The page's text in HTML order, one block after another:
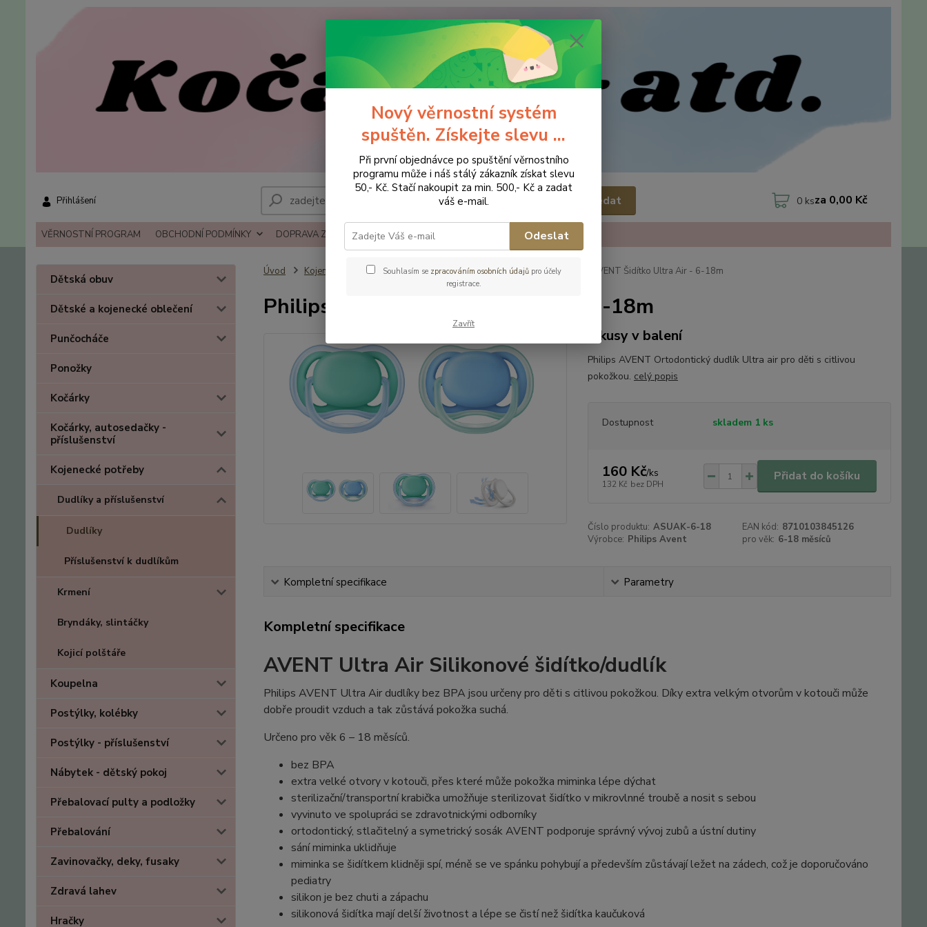
VĚRNOSTNÍ PROGRAM OBCHODNÍ PODMÍNKY DOPRAVA ZBOŽÍ REKLAMACE A VRÁCENÍ ZBOŹÍ KONTAKTY
Přihlášení Hledat 0 ksza 0,00 Kč
Dětská obuv
Dětské a kojenecké oblečení
Punčocháče
Ponožky
Kočárky
Kočárky, autosedačky -
příslušenství
Kojenecké potřeby
Dudlíky a příslušenství
Dudlíky
Příslušenství k dudlíkům
Krmení
Bryndáky, slintáčky
Kojicí polštáře
Koupelna
Postýlky, kolébky
Postýlky - příslušenství
Nábytek - dětský pokoj
Přebalovací pulty a podložky
Přebalování
Zavinovačky, deky, fusaky
Zdravá lahev
Hračky
Úvod Kojenecké potřeby Dudlíky a příslušenství Dudlíky Philips AVENT Šidítko Ultra Air - 6-18m
Philips AVENT Šidítko Ultra Air - 6-18m
2 kusy v balení
Philips AVENT Ortodontický dudlík Ultra air pro děti s citlivou
pokožkou. celý popis
Dostupnost skladem 1 ks
160 Kč/ks
132 Kč bez DPH
Přidat do košíku
Číslo produktu: ASUAK-6-18 EAN kód: 8710103845126
Výrobce: Philips Avent pro věk: 6-18 měsíců
Kompletní specifikace Parametry
Kompletní specifikace
AVENT Ultra Air Silikonové šidítko/dudlík
Philips AVENT Ultra Air dudlíky bez BPA jsou určeny pro děti s citlivou pokožkou. Díky extra velkým otvorům v kotouči může
dobře proudit vzduch a tak zůstává pokožka suchá.
Určeno pro věk 6 – 18 měsíců.
bez BPA
extra velké otvory v kotouči, přes které může pokožka miminka lépe dýchat
sterilizační/transportní krabička umožňuje sterilizovat šidítko v mikrovlnné troubě a nosit s sebou
vyvinuto ve spolupráci se zdravotnickými odborníky
ortodontický, stlačitelný a symetrický sosák AVENT podporuje správný vývoj zubů a ústní dutiny
sání miminka uklidňuje
miminka se šidítkem klidněji spí, méně se ve spánku pohybují a především zůstávají ležet na zádech, což je doporučováno
pediatry
silikon je bez chuti a zápachu
silikonová šidítka mají delší životnost a lépe se čistí než šidítka kaučuková
Nový věrnostní systém
spuštěn. Získejte slevu ...
Při první objednávce po spuštění věrnostního
programu může i náš stálý zákazník získat slevu
50,- Kč. Stačí nakoupit za min. 500,- Kč a zadat
váš e-mail.
Odeslat
Souhlasím se zpracováním osobních údajůpro účely
registrace.
Zavřít